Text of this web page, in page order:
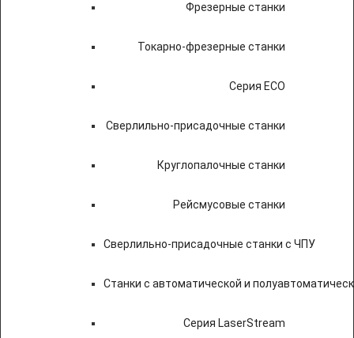
Фрезерные станки
Токарно-фрезерные станки
Серия ECO
Сверлильно-присадочные станки
Круглопалочные станки
Рейсмусовые станки
Сверлильно-присадочные станки с ЧПУ
Станки с автоматической и
Серия LaserStream